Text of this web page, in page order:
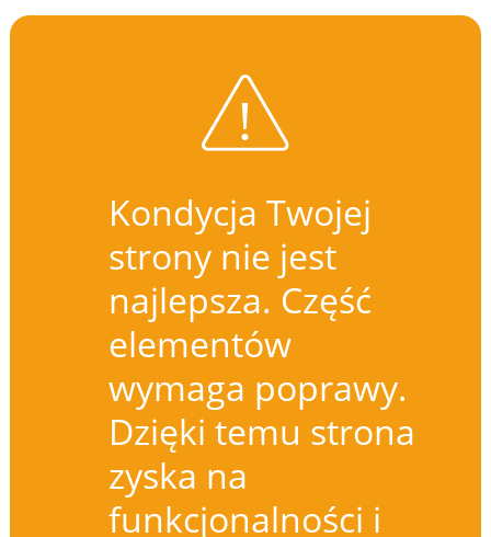
Kondycja Twojej
strony nie jest
najlepsza. Część
elementów
wymaga poprawy.
Dzięki temu strona
zyska na
funkcjonalności i